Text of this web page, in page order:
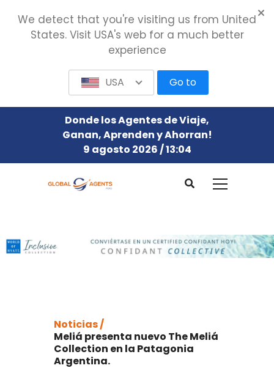
Donde los Agentes de Viaje,
Ganan, Aprenden y Ahorran!
9 agosto 2026 / 13:04
Noticias /
Meliá presenta nuevo The Meliá
Collection en la Patagonia
Argentina.
We detect that you're visiting us from United
States. Visit USA's web for a much better
experience
USA Go to